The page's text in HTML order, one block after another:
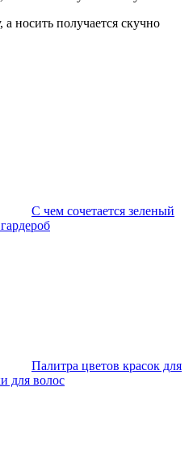
С чем сочетается зеленый
Палитра цветов красок для
для волос